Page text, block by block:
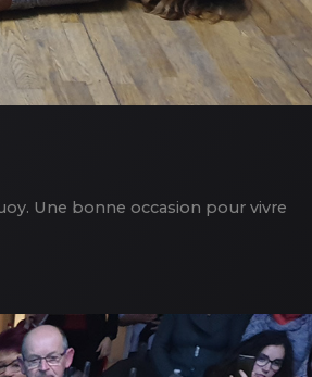
Une bonne occasion pour vivre